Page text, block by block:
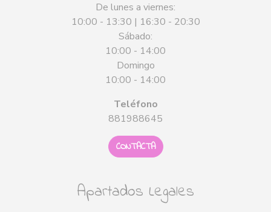
De lunes a viernes:
10:00 - 13:30 | 16:30 - 20:30
Sábado:
10:00 - 14:00
Domingo
10:00 - 14:00
Teléfono
881988645
CONTACTA
Apartados Legales